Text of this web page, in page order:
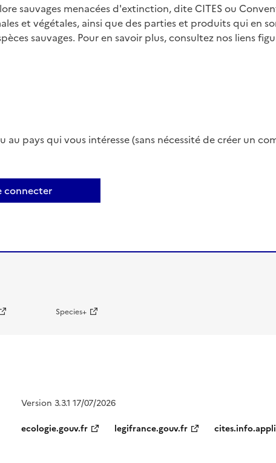
sauvages menacées d'extinction, dite CITES ou
et végétales, ainsi que des parties et produits qui en
sauvages. Pour en savoir plus, consultez nos liens
pays qui vous intéresse (sans nécessité de créer un
connecter
Species+
Version 3.3.1 17/07/2026
ecologie.gouv.fr
legifrance.gouv.fr